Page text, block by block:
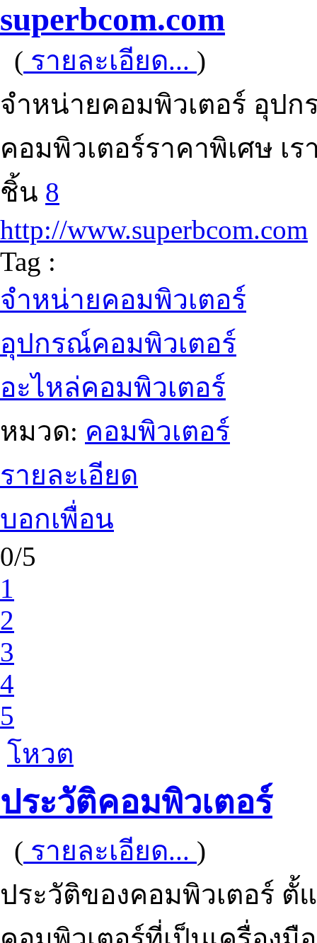
superbcom.com
( รายละเอียด... )
จำหน่ายคอมพิวเตอร์ อุป
คอมพิวเตอร์ราคาพิเศษ
ชิ้น 8
http://www.superbcom.com
Tag :
จำหน่ายคอมพิวเตอร์
อุปกรณ์คอมพิวเตอร์
อะไหล่คอมพิวเตอร์
หมวด: คอมพิวเตอร์
รายละเอียด
บอกเพื่อน
0/5
1
2
3
4
5
โหวต
ประวัติคอมพิวเตอร์
( รายละเอียด... )
ประวัติของคอมพิวเตอร์